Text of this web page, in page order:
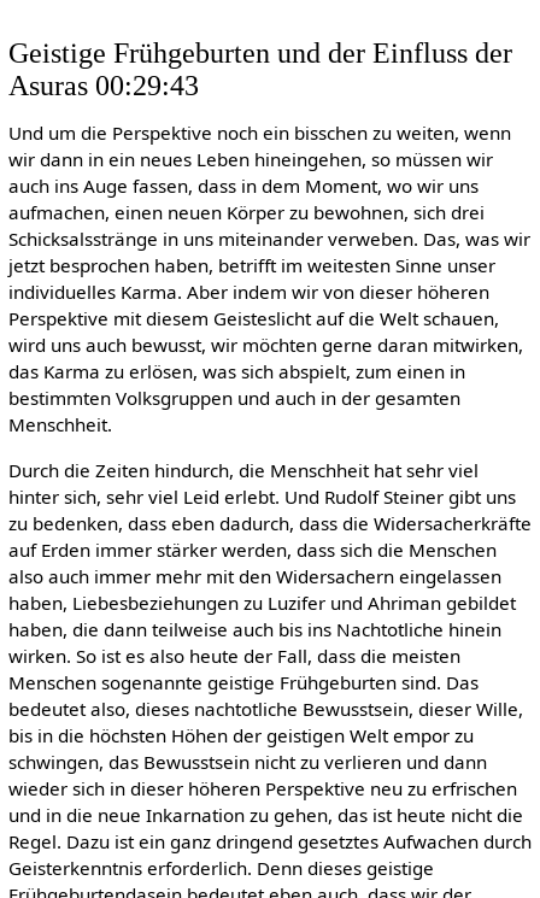
Geistige Frühgeburten und der Einfluss der
Asuras 00:29:43
Und um die Perspektive noch ein bisschen zu weiten, wenn
wir dann in ein neues Leben hineingehen, so müssen wir
auch ins Auge fassen, dass in dem Moment, wo wir uns
aufmachen, einen neuen Körper zu bewohnen, sich drei
Schicksalsstränge in uns miteinander verweben. Das, was wir
jetzt besprochen haben, betrifft im weitesten Sinne unser
individuelles Karma. Aber indem wir von dieser höheren
Perspektive mit diesem Geisteslicht auf die Welt schauen,
wird uns auch bewusst, wir möchten gerne daran mitwirken,
das Karma zu erlösen, was sich abspielt, zum einen in
bestimmten Volksgruppen und auch in der gesamten
Menschheit.
Durch die Zeiten hindurch, die Menschheit hat sehr viel
hinter sich, sehr viel Leid erlebt. Und Rudolf Steiner gibt uns
zu bedenken, dass eben dadurch, dass die Widersacherkräfte
auf Erden immer stärker werden, dass sich die Menschen
also auch immer mehr mit den Widersachern eingelassen
haben, Liebesbeziehungen zu Luzifer und Ahriman gebildet
haben, die dann teilweise auch bis ins Nachtotliche hinein
wirken. So ist es also heute der Fall, dass die meisten
Menschen sogenannte geistige Frühgeburten sind. Das
bedeutet also, dieses nachtotliche Bewusstsein, dieser Wille,
bis in die höchsten Höhen der geistigen Welt empor zu
schwingen, das Bewusstsein nicht zu verlieren und dann
wieder sich in dieser höheren Perspektive neu zu erfrischen
und in die neue Inkarnation zu gehen, das ist heute nicht die
Regel. Dazu ist ein ganz dringend gesetztes Aufwachen durch
Geisterkenntnis erforderlich. Denn dieses geistige